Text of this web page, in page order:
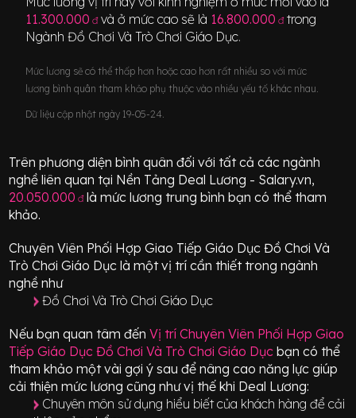
11.300.000 đ và ở mức cao sẽ là 16.800.000 đ trong
NgànhĐồ Chơi Và Trò Chơi Giáo Dục.
Mức lương sẽ có thể thấp hơn hoặc cao hơn rất nhiều so với mức
lương bình quân tham khảo phụ thuộc vào nhiều yếu tố khác nhau.
Dữ liệu cập nhật ngày 19-05-24.
Trên phương diện bình quân đối với tất cả các ngành
nghề liên quan tại Nền Tảng Deal Lương - Salary.vn,
20.050.000 đlà mức lương trung bình bạn có thể tham
khảo.
Chuyên Viên Phối Hợp Giao Tiếp Giáo Dục Đồ Chơi Và
Trò Chơi Giáo Dục là một vị trícần thiết trong ngành
nghề như
Đồ Chơi Và Trò Chơi Giáo Dục
Nếu bạn quan tâm đến Vị tríChuyên Viên Phối Hợp Giao
Tiếp Giáo Dục Đồ Chơi Và Trò Chơi Giáo Dục bạn có thể
tham khảo một vài gợi ý sau để nâng cao năng lực giúp
cải thiện mức lương cũng như vị thế khi Deal Lương:
Chuyên môn sử dụng hiểu biết của khách hàng để cải